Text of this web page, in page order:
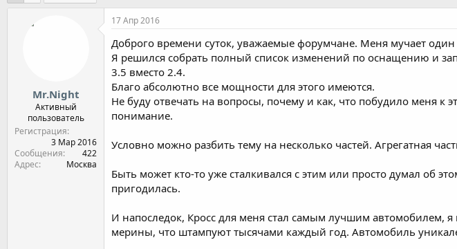
Mr.Night
Активный
пользователь
Регистрация
3 Мар 2016
Сообщения
422
Адрес
Москва
17 Апр 2016
Доброго времени суток, уважаемые форумчане. Меня мучает
Я решился собрать полный список изменений по оснащению и
3.5 вместо 2.4.
Благо абсолютно все мощности для этого имеются.
Не буду отвечать на вопросы, почему и как, что побудило меня к
понимание.
Условно можно разбить тему на несколько частей. Агрегатная
Быть может кто-то уже сталкивался с этим или просто думал об
пригодилась.
И напоследок, Кросс для меня стал самым лучшим автомобилем, я
мерины, что штампуют тысячами каждый год. Автомобиль